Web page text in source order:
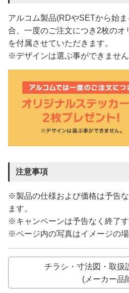
アルコム製品(RDやSETから始
合、一度のご注文につき2枚のオ
を付属させていただきます。
※デザインは選ぶ事ができません
注意事項
※製品の仕様および価格は予告
ます。
※キャンペーンは予告なく終了す
※ページ内の写真はイメージの場
チラシ・寸法図・取扱
(メーカー品